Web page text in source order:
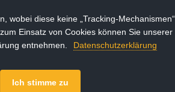
wobei diese keine „Tracking-Mechanismen“
Einsatz von Cookies können Sie unserer
entnehmen.
Datenschutzerklärung
Ich stimme zu